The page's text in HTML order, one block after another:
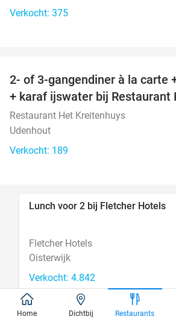
Verkocht: 375
2- of 3-gangendiner à la carte
+ karaf ijswater bij Restaurant
Restaurant Het Kreitenhuys
Udenhout
Verkocht: 189
Lunch voor 2 bij Fletcher Hotels
Fletcher Hotels
Oisterwijk
Verkocht: 4.842
Home Dichtbij Restaurants